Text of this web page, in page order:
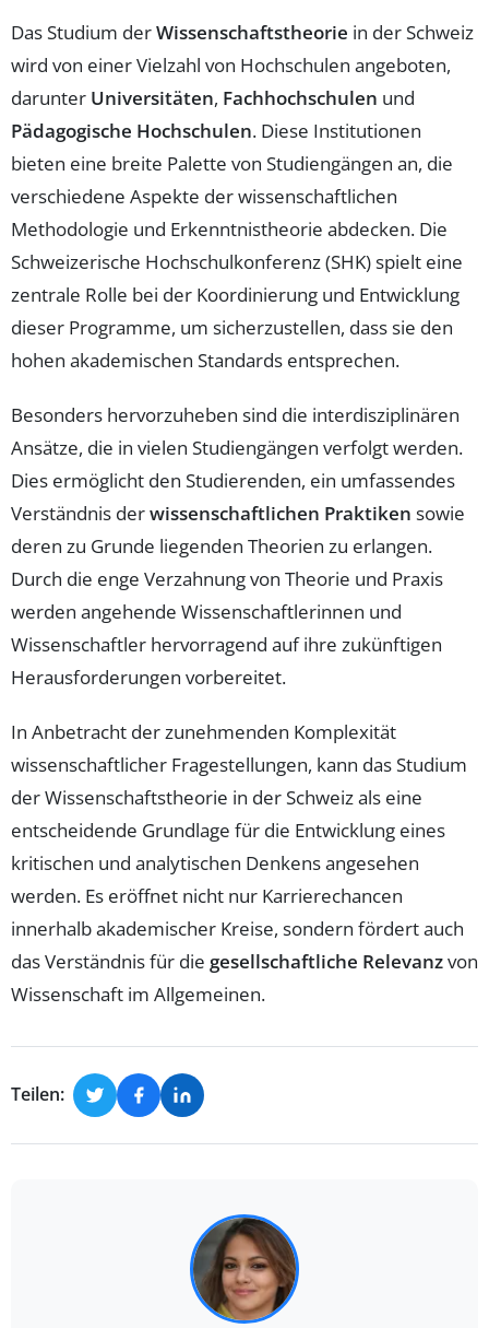
Das Studium derWissenschaftstheorie in der Schweiz
wird von einer Vielzahl von Hochschulen angeboten,
darunter Universitäten, Fachhochschulen und
Pädagogische Hochschulen. Diese Institutionen
bieten eine breite Palette von Studiengängen an, die
verschiedene Aspekte der wissenschaftlichen
Methodologie und Erkenntnistheorie abdecken. Die
Schweizerische Hochschulkonferenz (SHK) spielt eine
zentrale Rolle bei der Koordinierung und Entwicklung
dieser Programme, um sicherzustellen, dass sie den
hohen akademischen Standards entsprechen.
Besonders hervorzuheben sind die interdisziplinären
Ansätze, die in vielen Studiengängen verfolgt werden.
Dies ermöglicht den Studierenden, ein umfassendes
Verständnis derwissenschaftlichen Praktiken sowie
deren zu Grunde liegenden Theorien zu erlangen.
Durch die enge Verzahnung von Theorie und Praxis
werden angehende Wissenschaftlerinnen und
Wissenschaftler hervorragend auf ihre zukünftigen
Herausforderungen vorbereitet.
In Anbetracht der zunehmenden Komplexität
wissenschaftlicher Fragestellungen, kann das Studium
der Wissenschaftstheorie in der Schweiz als eine
entscheidende Grundlage für die Entwicklung eines
kritischen und analytischen Denkens angesehen
werden. Es eröffnet nicht nur Karrierechancen
innerhalb akademischer Kreise, sondern fördert auch
das Verständnis für die gesellschaftliche Relevanzvon
Wissenschaft im Allgemeinen.
Teilen: